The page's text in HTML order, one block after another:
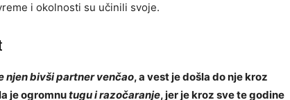
i okolnosti su učinili svoje.
njen bivši partner venčao, a vest je došla do nje kroz
je ogromnutugu i razočaranje, jer je kroz sve te godine